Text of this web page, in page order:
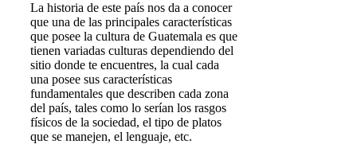
La historia de este país nos da a conocer
que una de las principales características
que posee la cultura de Guatemala es que
tienen variadas culturas dependiendo del
sitio donde te encuentres, la cual cada
una posee sus características
fundamentales que describen cada zona
del país, tales como lo serían los rasgos
físicos de la sociedad, el tipo de platos
que se manejen, el lenguaje, etc.